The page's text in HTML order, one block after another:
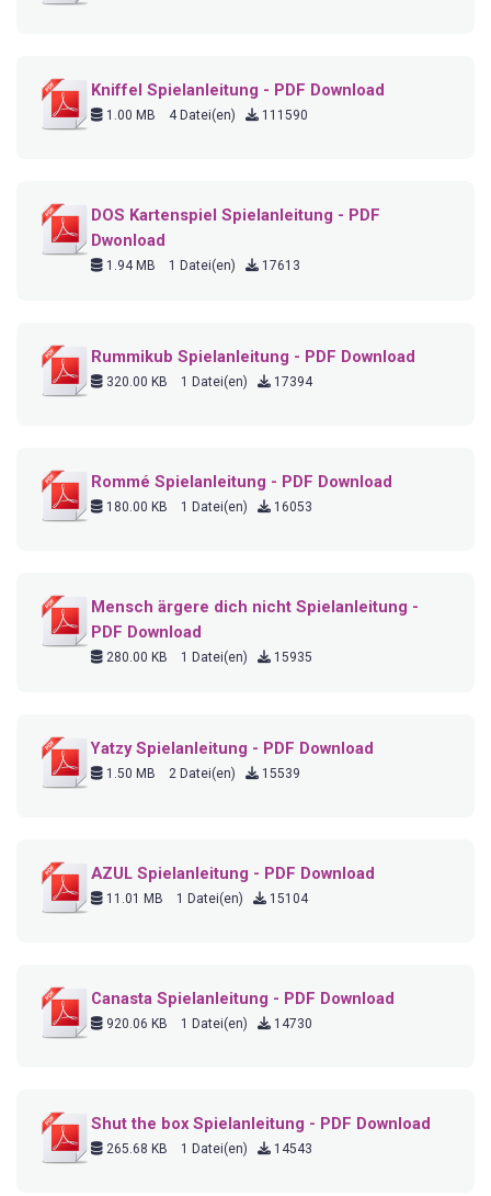
Kniffel Spielanleitung - PDF Download
1.00 MB 4 Datei(en) 111590
DOS Kartenspiel Spielanleitung - PDF
Dwonload
1.94 MB 1 Datei(en) 17613
Rummikub Spielanleitung - PDF Download
320.00 KB 1 Datei(en) 17394
Rommé Spielanleitung - PDF Download
180.00 KB 1 Datei(en) 16053
Mensch ärgere dich nicht Spielanleitung -
PDF Download
280.00 KB 1 Datei(en) 15935
Yatzy Spielanleitung - PDF Download
1.50 MB 2 Datei(en) 15539
AZUL Spielanleitung - PDF Download
11.01 MB 1 Datei(en) 15104
Canasta Spielanleitung - PDF Download
920.06 KB 1 Datei(en) 14730
Shut the box Spielanleitung - PDF Download
265.68 KB 1 Datei(en) 14543